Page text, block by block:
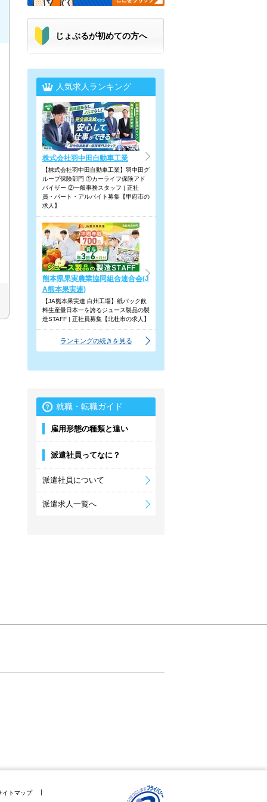
じょぶるが初めての方へ
人気求人ランキング
株式会社羽中田自動車工業
【株式会社羽中田自動車工業】羽中田グ
ループ保険部門 ①カーライフ保険アド
バイザー ②一般事務スタッフ | 正社
員・パート・アルバイト募集【甲府市の
求人】
熊本県果実農業協同組合連合会(J
A熊本果実連)
【JA熊本果実連 白州工場】紙パック飲
料生産量日本一を誇るジュース製品の製
造STAFF | 正社員募集【北杜市の求人】
ランキングの続きを見る
就職・転職ガイド
雇用形態の種類と違い
派遣社員ってなに？
派遣社員について
派遣求人一覧へ
イトマップ